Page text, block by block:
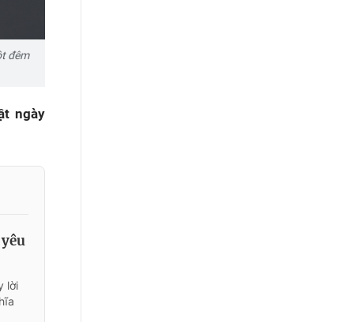
đêm
ngày
lời